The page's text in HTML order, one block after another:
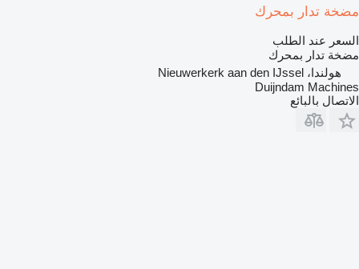
مضخة تدار بمحرك
السعر عند الطلب
مضخة تدار بمحرك
هولندا، Nieuwerkerk aan den IJssel
Duijndam Machines
الاتصال بالبائع